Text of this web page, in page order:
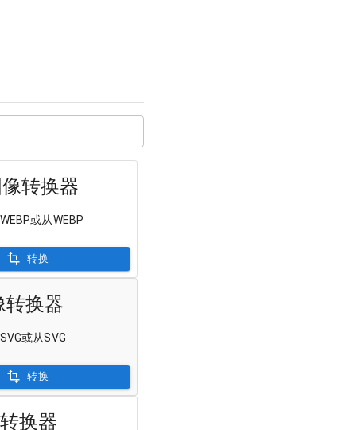
转换器
或从WEBP
转换
转换器
或从SVG
转换
换器